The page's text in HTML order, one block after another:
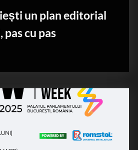
un plan editorial
pas cu pas